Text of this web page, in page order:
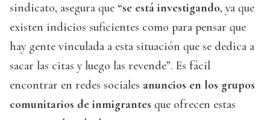
sindicato, asegura que “se está investigando, ya que
existen indicios suficientes como para pensar que
hay gente vinculada a esta situación que se dedica a
sacar las citas y luego las revende”. Es fácil
encontrar en redes sociales anuncios en los grupos
comunitarios de inmigrantes que ofrecen estas